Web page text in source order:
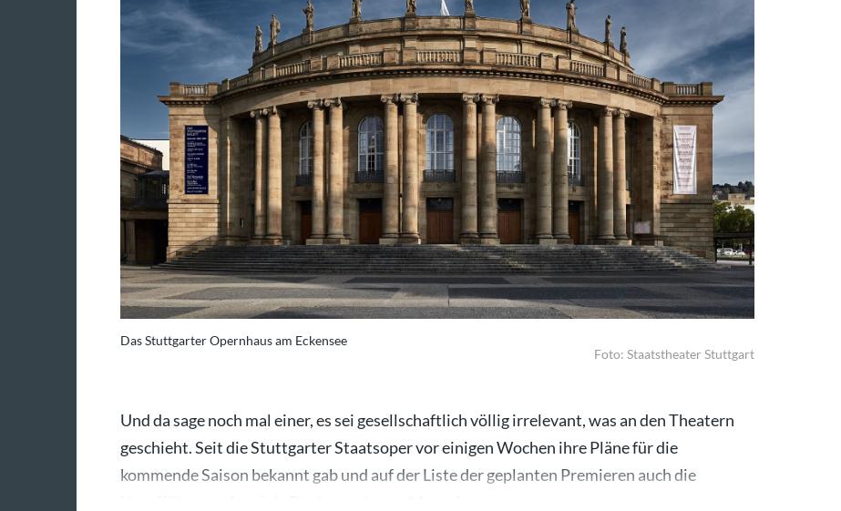
Das Stuttgarter Opernhaus am Eckensee
Foto: Staatstheater Stuttgart
Und da sage noch mal einer, es sei gesellschaftlich völlig irrelevant, was an den Theatern
geschieht. Seit die Stuttgarter Staatsoper vor einigen Wochen ihre Pläne für die
kommende Saison bekannt gab und auf der Liste der geplanten Premieren auch die